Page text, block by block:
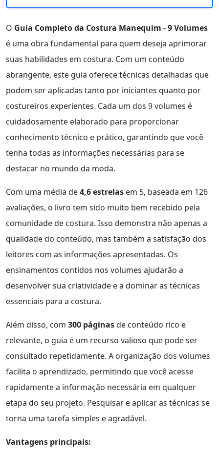
O Guia Completo da Costura Manequim - 9 Volumes
é uma obra fundamental para quem deseja aprimorar
suas habilidades em costura. Com um conteúdo
abrangente, este guia oferece técnicas detalhadas que
podem ser aplicadas tanto por iniciantes quanto por
costureiros experientes. Cada um dos 9 volumes é
cuidadosamente elaborado para proporcionar
conhecimento técnico e prático, garantindo que você
tenha todas as informações necessárias para se
destacar no mundo da moda.
Com uma média de4,6 estrelas em 5, baseada em 126
avaliações, o livro tem sido muito bem recebido pela
comunidade de costura. Isso demonstra não apenas a
qualidade do conteúdo, mas também a satisfação dos
leitores com as informações apresentadas. Os
ensinamentos contidos nos volumes ajudarão a
desenvolver sua criatividade e a dominar as técnicas
essenciais para a costura.
Além disso, com 300 páginasde conteúdo rico e
relevante, o guia é um recurso valioso que pode ser
consultado repetidamente. A organização dos volumes
facilita o aprendizado, permitindo que você acesse
rapidamente a informação necessária em qualquer
etapa do seu projeto. Pesquisar e aplicar as técnicas se
torna uma tarefa simples e agradável.
Vantagens principais: